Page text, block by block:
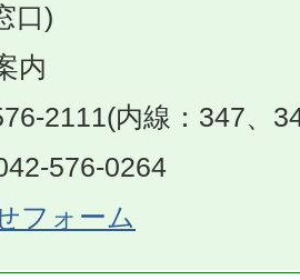
口)
内
2111(内線：347、
576-0264
フォーム